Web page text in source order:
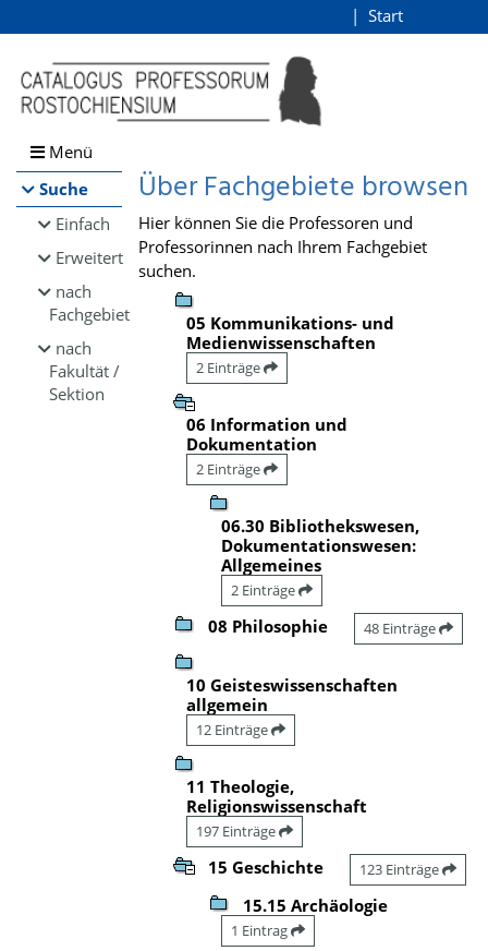
Browsen
direkt zum Inhalt
Start
Menü
Suche
Einfach
Erweitert
nach
Fachgebiet
nach
Fakultät /
Sektion
Über Fachgebiete browsen
Hier können Sie die Professoren und
Professorinnen nach Ihrem Fachgebiet
suchen.
05 Kommunikations- und
Medienwissenschaften
2 Einträge
06 Information und
Dokumentation
2 Einträge
06.30 Bibliothekswesen,
Dokumentationswesen:
Allgemeines
2 Einträge
08 Philosophie 48 Einträge
10 Geisteswissenschaften
allgemein
12 Einträge
11 Theologie,
Religionswissenschaft
197 Einträge
15 Geschichte 123 Einträge
15.15 Archäologie
1 Eintrag